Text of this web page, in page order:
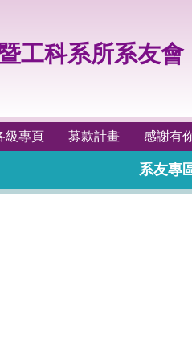
工科系所系友會
級專頁 募款計畫 感謝有
系友專